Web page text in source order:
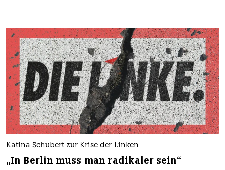
Katina Schubert zur Krise der Linken
„In Berlin muss man radikaler sein“